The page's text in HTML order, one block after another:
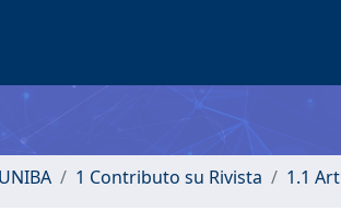
1 Contributo su Rivista 1.1